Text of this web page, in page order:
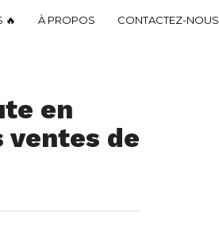
🔥 À PROPOS CONTACTEZ-NOUS
en
ventes de